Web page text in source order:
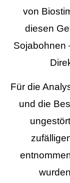
von
diesen
Sojabohnen
Für die
und die